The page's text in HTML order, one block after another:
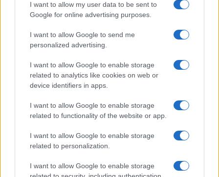
I want to allow my user data to be sent to
Google for online advertising purposes.
I want to allow Google to send me
personalized advertising.
I want to allow Google to enable storage
related to analytics like cookies on web or
device identifiers in apps.
I want to allow Google to enable storage
related to functionality of the website or app.
I want to allow Google to enable storage
related to personalization.
I want to allow Google to enable storage
I nostri cari
Giovannimaria Cabras
Invia un Comunicato Stampa| Pubblicità Segnala